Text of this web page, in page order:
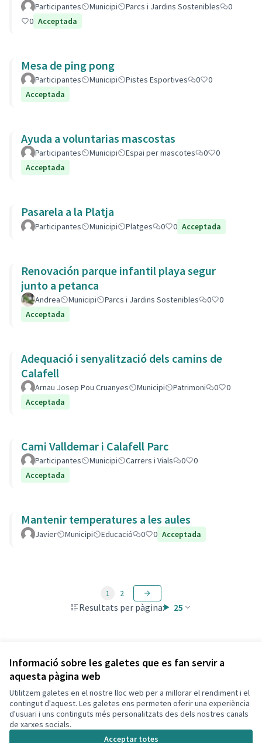
Informació sobre les galetes que es fan servir a
aquesta pàgina web
Utilitzem galetes en el nostre lloc web per a millorar el rendiment i el
contingut d'aquest. Les galetes ens permeten oferir una experiència
d'usuari i uns continguts més personalitzats des dels nostres canals
de xarxes socials.
Acceptar totes
Participantes Municipi Parcs i Jardins Sostenibles
0
0 Acceptada
Mesa de ping pong
Participantes Municipi Pistes Esportives 0
0
Acceptada
Ayuda a voluntarias mascostas
Participantes Municipi Espai per mascotes 0
0
Acceptada
Pasarela a la Platja
Participantes Municipi Platges 0 0 Acceptada
Renovación parque infantil playa segur
junto a petanca
Andrea Municipi Parcs i Jardins Sostenibles 0
0
Acceptada
Adequació i senyalització dels camins de
Calafell
Arnau Josep Pou Cruanyes Municipi Patrimoni 0
0
Acceptada
Cami Valldemar i Calafell Parc
Participantes Municipi Carrers i Vials 0
0
Acceptada
Mantenir temperatures a les aules
Javier Municipi Educació 0 0 Acceptada
Resultats per pàgina: 25
1 2
Veure totes les propostes retirades
Termes i condicions d'ús
Configuració de les galetes
Decidim Calafell a X
(Enllaç extern)
Decidim Calafell a Facebook
Decidim Calafell a YouTube
Decidim Calafell a GitHub
(Enllaç extern)